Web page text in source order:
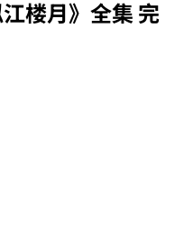
楼月》全集 完